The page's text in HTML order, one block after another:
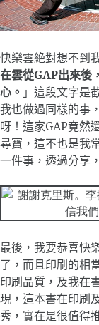
快樂雲絶對想不到
在雲從GAP出來後
心。 」這段文字是
我也做過同樣的事
呀！這家GAP竟然
尋寶，這不也是我
一件事，透過分享
最後，我要恭喜快
了，而且印刷的相
印刷品質，及我在
現，這本書在印刷
秀，實在是很值得